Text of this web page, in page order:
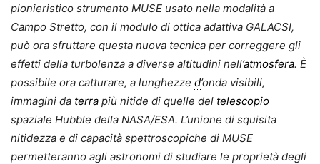
pionieristico strumento MUSE usato nella modalità a
Campo Stretto, con il modulo di ottica adattiva GALACSI,
può ora sfruttare questa nuova tecnica per correggere gli
effetti della turbolenza a diverse altitudini nell’atmosfera. È
possibile ora catturare, a lunghezze d’onda visibili,
immagini da terra più nitide di quelle del telescopio
spaziale Hubble della NASA/ESA. L’unione di squisita
nitidezza e di capacità spettroscopiche di MUSE
permetteranno agli astronomi di studiare le proprietà degli